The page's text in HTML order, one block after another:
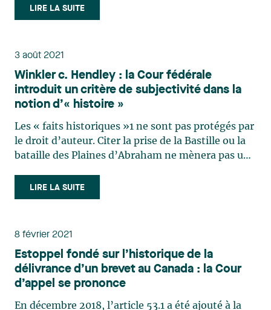
protégeable par la Loi sur le droit d’auteur.
Comme l’a appris l’artiste en arts visuels, Mme
LIRE LA SUITE
3 août 2021
Winkler c. Hendley : la Cour fédérale
introduit un critère de subjectivité dans la
notion d’« histoire »
Les « faits historiques »1 ne sont pas protégés par
le droit d’auteur. Citer la prise de la Bastille ou la
bataille des Plaines d’Abraham ne mènera pas un
Mais pour être qualifiés de « faits historiques »,
les évènements doivent-ils s’être réellement (…)
LIRE LA SUITE
8 février 2021
Estoppel fondé sur l’historique de la
délivrance d’un brevet au Canada : la Cour
d’appel se prononce
En décembre 2018, l’article 53.1 a été ajouté à la